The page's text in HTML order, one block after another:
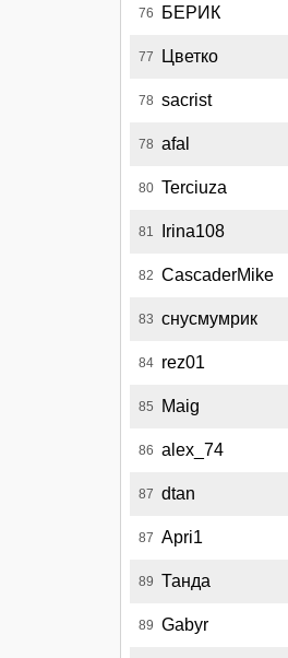
76 БЕРИК
77 Цветко
78 sacrist
78 afal
80 Terciuza
81 Irina108
82 CascaderMike
83 снусмумрик
84 rez01
85 Maig
86 alex_74
87 dtan
87 Apri1
89 Танда
89 Gabyr